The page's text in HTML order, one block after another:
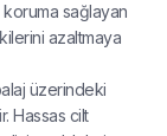
sağlayan
azaltmaya
üzerindeki
Hassas cilt